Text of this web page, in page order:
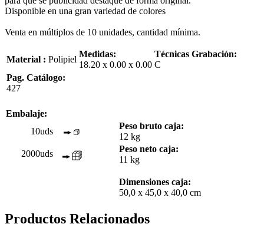
Disponible en una gran variedad de colores
Venta en múltiplos de 10 unidades, cantidad mínima.
Material : Polipiel
Medidas:
18.20 x 0.00 x 0.00
Técnicas Grabación:
C
Pag. Catálogo:
427
Embalaje:
10uds
Peso bruto caja:
12 kg
2000uds
Peso neto caja:
11 kg
Dimensiones caja:
50,0 x 45,0 x 40,0 cm
Productos Relacionados